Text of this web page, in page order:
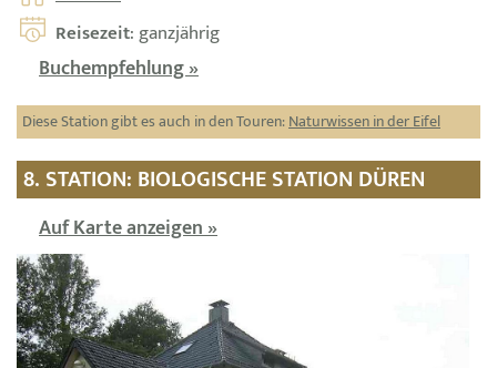
Reisezeit: ganzjährig
Buchempfehlung »
Diese Station gibt es auch in den Touren:Naturwissen in der Eifel
8. STATION: BIOLOGISCHE STATION DÜREN
Auf Karte anzeigen »